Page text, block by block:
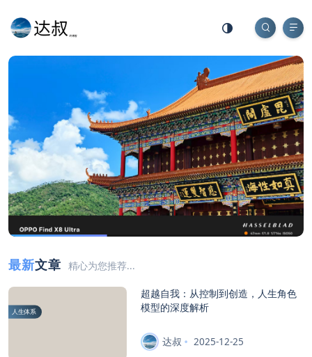
最新文章 精心为您推荐...
人生体系
超越自我：从控制到创造，人生角色
模型的深度解析
达叔 2025-12-25